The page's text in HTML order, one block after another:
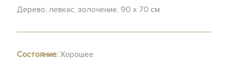
Дерево, левкас, золочение, 90 х 70 см
Состояние: Хорошее